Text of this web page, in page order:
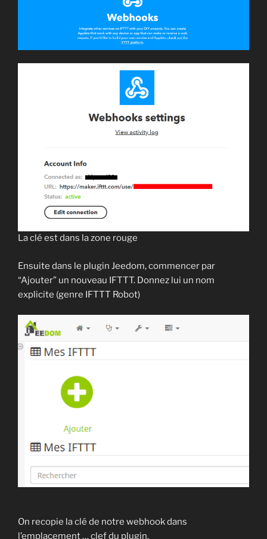
La clé est dans la zone rouge
Ensuite dans le plugin Jeedom, commencer par
“Ajouter” un nouveau IFTTT. Donnez lui un nom
explicite (genre IFTTT Robot)
On recopie la clé de notre webhook dans
l’emplacement … clef du plugin.